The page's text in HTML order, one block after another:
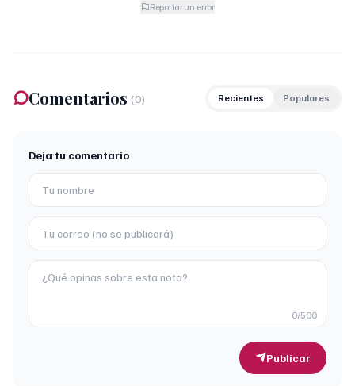
Reportar un error
Comentarios (0) Recientes Populares
Deja tu comentario
0/500
Publicar